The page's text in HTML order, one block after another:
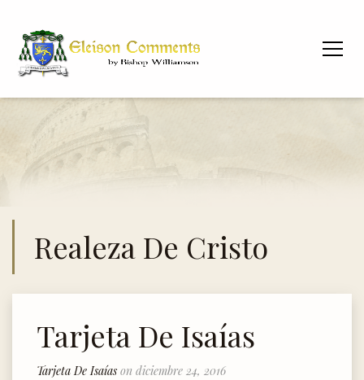
Realeza De Cristo
Tarjeta De Isaías
Tarjeta De Isaías on diciembre 24, 2016